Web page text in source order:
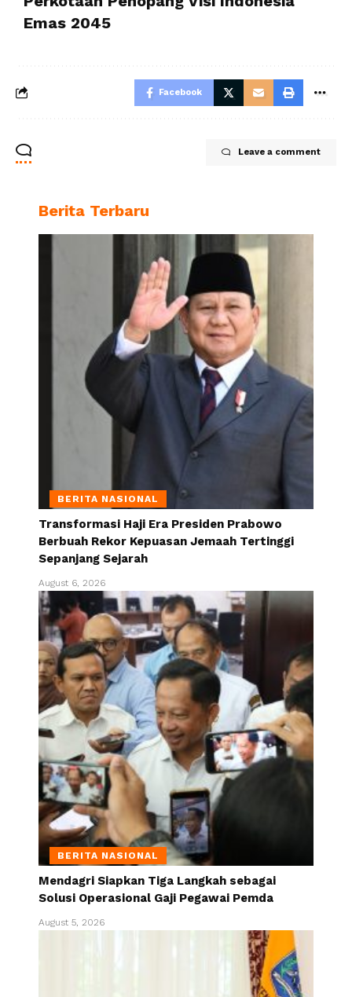
Emas 2045
Facebook
Leave a comment
Berita Terbaru
BERITA NASIONAL
Transformasi Haji Era Presiden Prabowo
Berbuah Rekor Kepuasan Jemaah Tertinggi
Sepanjang Sejarah
August 6, 2026
BERITA NASIONAL
Mendagri Siapkan Tiga Langkah sebagai
Solusi Operasional Gaji Pegawai Pemda
August 5, 2026